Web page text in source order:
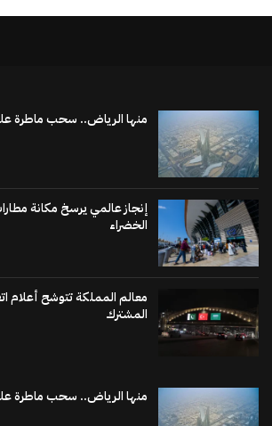
منها الرياض.. سحب ماطرة على
إنجاز عالمي يرسخ مكانة
الخضراء
معالم المملكة تتوشح أعلام
المشترك
منها الرياض.. سحب ماطرة على